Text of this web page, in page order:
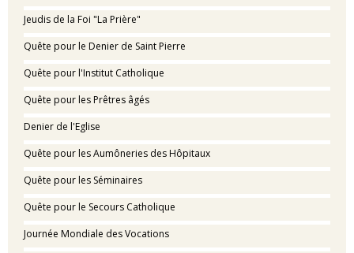
Jeudis de la Foi "La Prière"
Quête pour le Denier de Saint Pierre
Quête pour l'Institut Catholique
Quête pour les Prêtres âgés
Denier de l'Eglise
Quête pour les Aumôneries des Hôpitaux
Quête pour les Séminaires
Quête pour le Secours Catholique
Journée Mondiale des Vocations